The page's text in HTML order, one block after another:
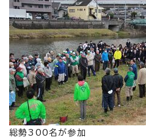
総勢300名が参加